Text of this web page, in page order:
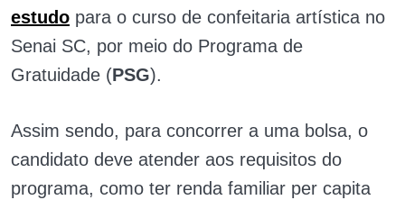
estudo para o curso de confeitaria artística no
Senai SC, por meio do Programa de
Gratuidade (PSG).
Assim sendo, para concorrer a uma bolsa, o
candidato deve atender aos requisitos do
programa, como ter renda familiar per capita